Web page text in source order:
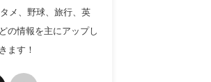
メ、野球、旅行、英
の情報を主にアップし
ます！